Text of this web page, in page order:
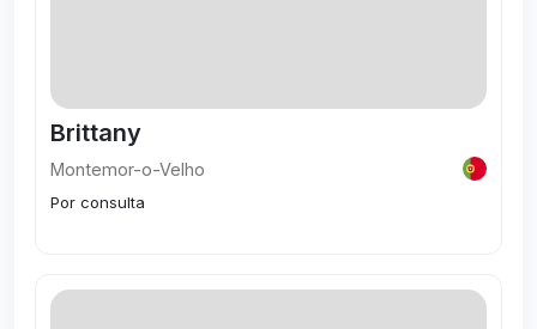
Brittany
Montemor-o-Velho
Por consulta